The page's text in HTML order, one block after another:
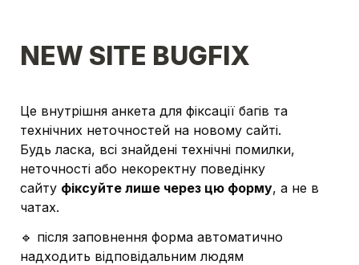
NEW SITE BUGFIX
Це внутрішня анкета для фіксації багів та
технічних неточностей на новому сайті.
Будь ласка, всі знайдені технічні помилки,
неточності або некоректну поведінку
сайту фіксуйте лише через цю форму, а не в
чатах.
🔹 після заповнення форма автоматично
надходить відповідальним людям